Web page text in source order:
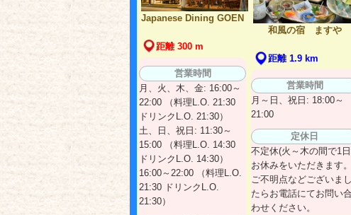
Japanese Dining GOEN
距離 300 m
営業時間
月、火、木、金: 16:00～
22:00 （料理L.O. 21:30
ドリンクL.O. 21:30）
土、日、祝日: 11:30～
15:00 （料理L.O. 14:30
ドリンクL.O. 14:30）
16:00～22:00 （料理L.O.
21:30 ドリンクL.O.
21:30）
和風の宿 ますや
距離 1.9 km
営業時間
月～日、祝日: 18:00～
21:00
定休日
不定休(火～木の間で1日
お休みをいただきます
ご不明点などございまし
たらお電話にてお問い
わせください。